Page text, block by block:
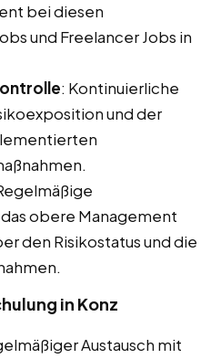
bei diesen
und Freelancer Jobs in
: Kontinuierliche
und der
obere Management
den Risikostatus und die
in Konz
Austausch mit